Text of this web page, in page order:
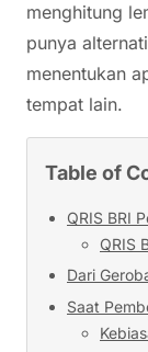
menghitung
punya
menentukan
tempat lain.
Table of
QRIS BRI
QRIS
Dari
Saat